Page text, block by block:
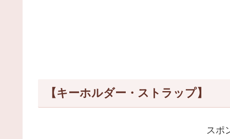
【キーホルダー・ストラップ】
スポ